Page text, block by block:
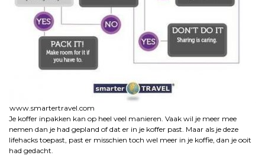
www.smartertravel.com
Je koffer inpakken kan op heel veel manieren. Vaak wil je meer mee
nemen dan je had gepland of dat er in je koffer past. Maar als je deze
lifehacks toepast, past er misschien toch wel meer in je koffie, dan je ooit
had gedacht.